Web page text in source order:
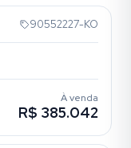
90552227-KO
À venda
R$ 385.042